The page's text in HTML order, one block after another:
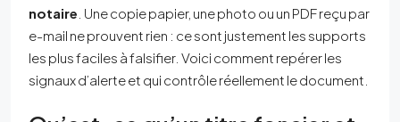
notaire . Une copie papier, une photo ou un PDF reçu par
e-mail ne prouvent rien : ce sont justement les supports
les plus faciles à falsifier. Voici comment repérer les
signaux d’alerte et qui contrôle réellement le document.